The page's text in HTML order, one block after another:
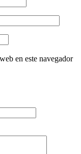
en este navegador